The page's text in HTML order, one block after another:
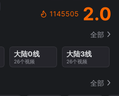
1145505 2.0
全部
大陆0线
26个视频
大陆3线
26个视频
全部